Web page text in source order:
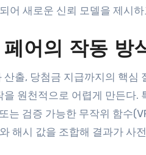
어 새로운 신뢰 모델을 제시하
어의 작동 방
산출, 당첨금 지급까지의 핵심
원천적으로 어렵게 만든다.
검증 가능한 무작위 함수
해시 값을 조합해 결과가 사